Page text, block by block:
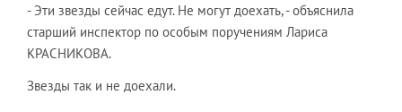
- Эти звезды сейчас едут. Не могут доехать, - объяснила
старший инспектор по особым поручениям Лариса
КРАСНИКОВА.
Звезды так и не доехали.